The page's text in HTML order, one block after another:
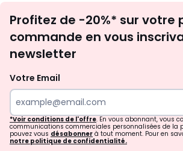
Profitez de -20%* sur votre
commande en vous
newsletter
Votre Email
*Voir conditions de l'offre. En vous abonnant, vous
communications commerciales personnalisées de la
pouvez vous désabonner à tout moment. Pour en
notre politique de confidentialité.